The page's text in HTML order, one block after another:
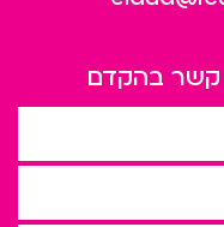
קשר בהקדם